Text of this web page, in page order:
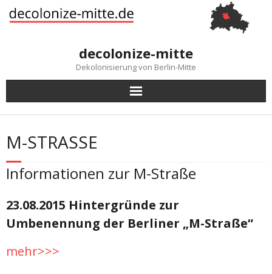
decolonize-mitte
Dekolonisierung von Berlin-Mitte
M-STRASSE
Informationen zur M-Straße
23.08.2015 Hintergründe zur
Umbenennung der Berliner „M-Straße“
mehr>>>